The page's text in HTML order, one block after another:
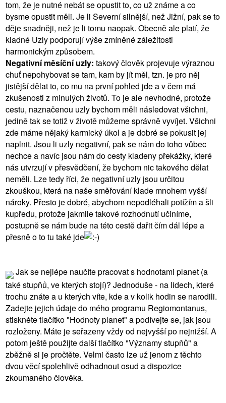
tom, že je nutné nebát se opustit to, co už známe a co
bysme opustit měli. Je li Severní silnější, než Jižní, pak se to
děje snadněji, než je li tomu naopak. Obecně ale platí, že
kladné Uzly podporují výše zmíněné záležitosti
harmonickým způsobem.
Negativní měsíční uzly: takový člověk projevuje výraznou
chuť nepohybovat se tam, kam by jít měl, tzn. je pro něj
jistější dělat to, co mu na první pohled jde a v čem má
zkušenosti z minulých životů. To je ale nevhodné, protože
cestu, naznačenou uzly bychom měli následovat všichni,
jedině tak se totiž v životě můžeme správně vyvíjet. Všichni
zde máme nějaký karmický úkol a je dobré se pokusit jej
naplnit. Jsou li uzly negativní, pak se nám do toho vůbec
nechce a navíc jsou nám do cesty kladeny překážky, které
nás utvrzují v přesvědčení, že bychom nic takového dělat
neměli. Lze tedy říci, že negativní uzly jsou určitou
zkouškou, která na naše směřování klade mnohem vyšší
nároky. Přesto je dobré, abychom nepodléhali potížím a šli
kupředu, protože jakmile takové rozhodnutí učiníme,
postupně se nám bude na této cestě dařit čím dál lépe a
přesně o to tu také jde
Jak se nejlépe naučíte pracovat s hodnotami planet (a
také stupňů, ve kterých stojí)? Jednoduše - na lidech, které
trochu znáte a u kterých víte, kde a v kolik hodin se narodili.
Zadejte jejich údaje do mého programu Regiomontanus,
stiskněte tlačítko "Hodnoty planet" a podívejte se, jak jsou
rozloženy. Máte je seřazeny vždy od nejvyšší po nejnižší. A
potom ještě použijte další tlačítko "Významy stupňů" a
zběžně si je pročtěte. Velmi často lze už jenom z těchto
dvou věcí spolehlivě odhadnout osud a dispozice
zkoumaného člověka.